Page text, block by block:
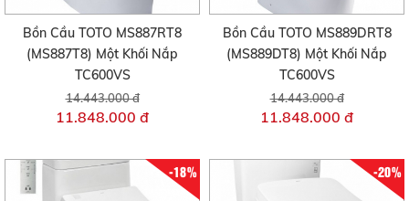
Bồn Cầu TOTO MS887RT8
(MS887T8) Một Khối Nắp
TC600VS
14.443.000 đ
11.848.000 đ
Bồn Cầu TOTO MS889DRT8
(MS889DT8) Một Khối Nắp
TC600VS
14.443.000 đ
11.848.000 đ
-18% -20%